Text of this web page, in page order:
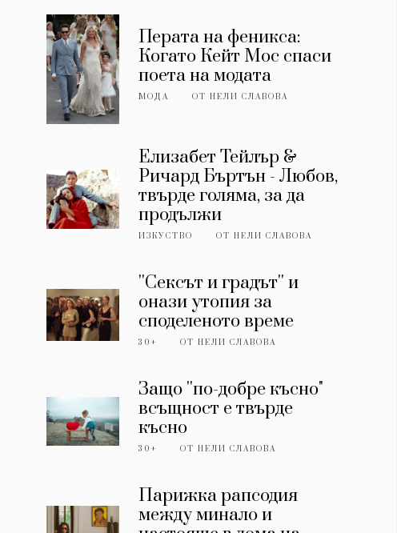
Перата на феникса:
Когато Кейт Мос спаси
поета на модата
МОДА ОТНЕЛИ СЛАВОВА
Елизабет Тейлър &
Ричард Бъртън - Любов,
твърде голяма, за да
продължи
ИЗКУСТВО ОТНЕЛИ СЛАВОВА
''Сексът и градът'' и
онази утопия за
споделеното време
30+ ОТНЕЛИ СЛАВОВА
Защо ''по-добре късно"
всъщност е твърде
късно
30+ ОТНЕЛИ СЛАВОВА
Парижка рапсодия
между минало и